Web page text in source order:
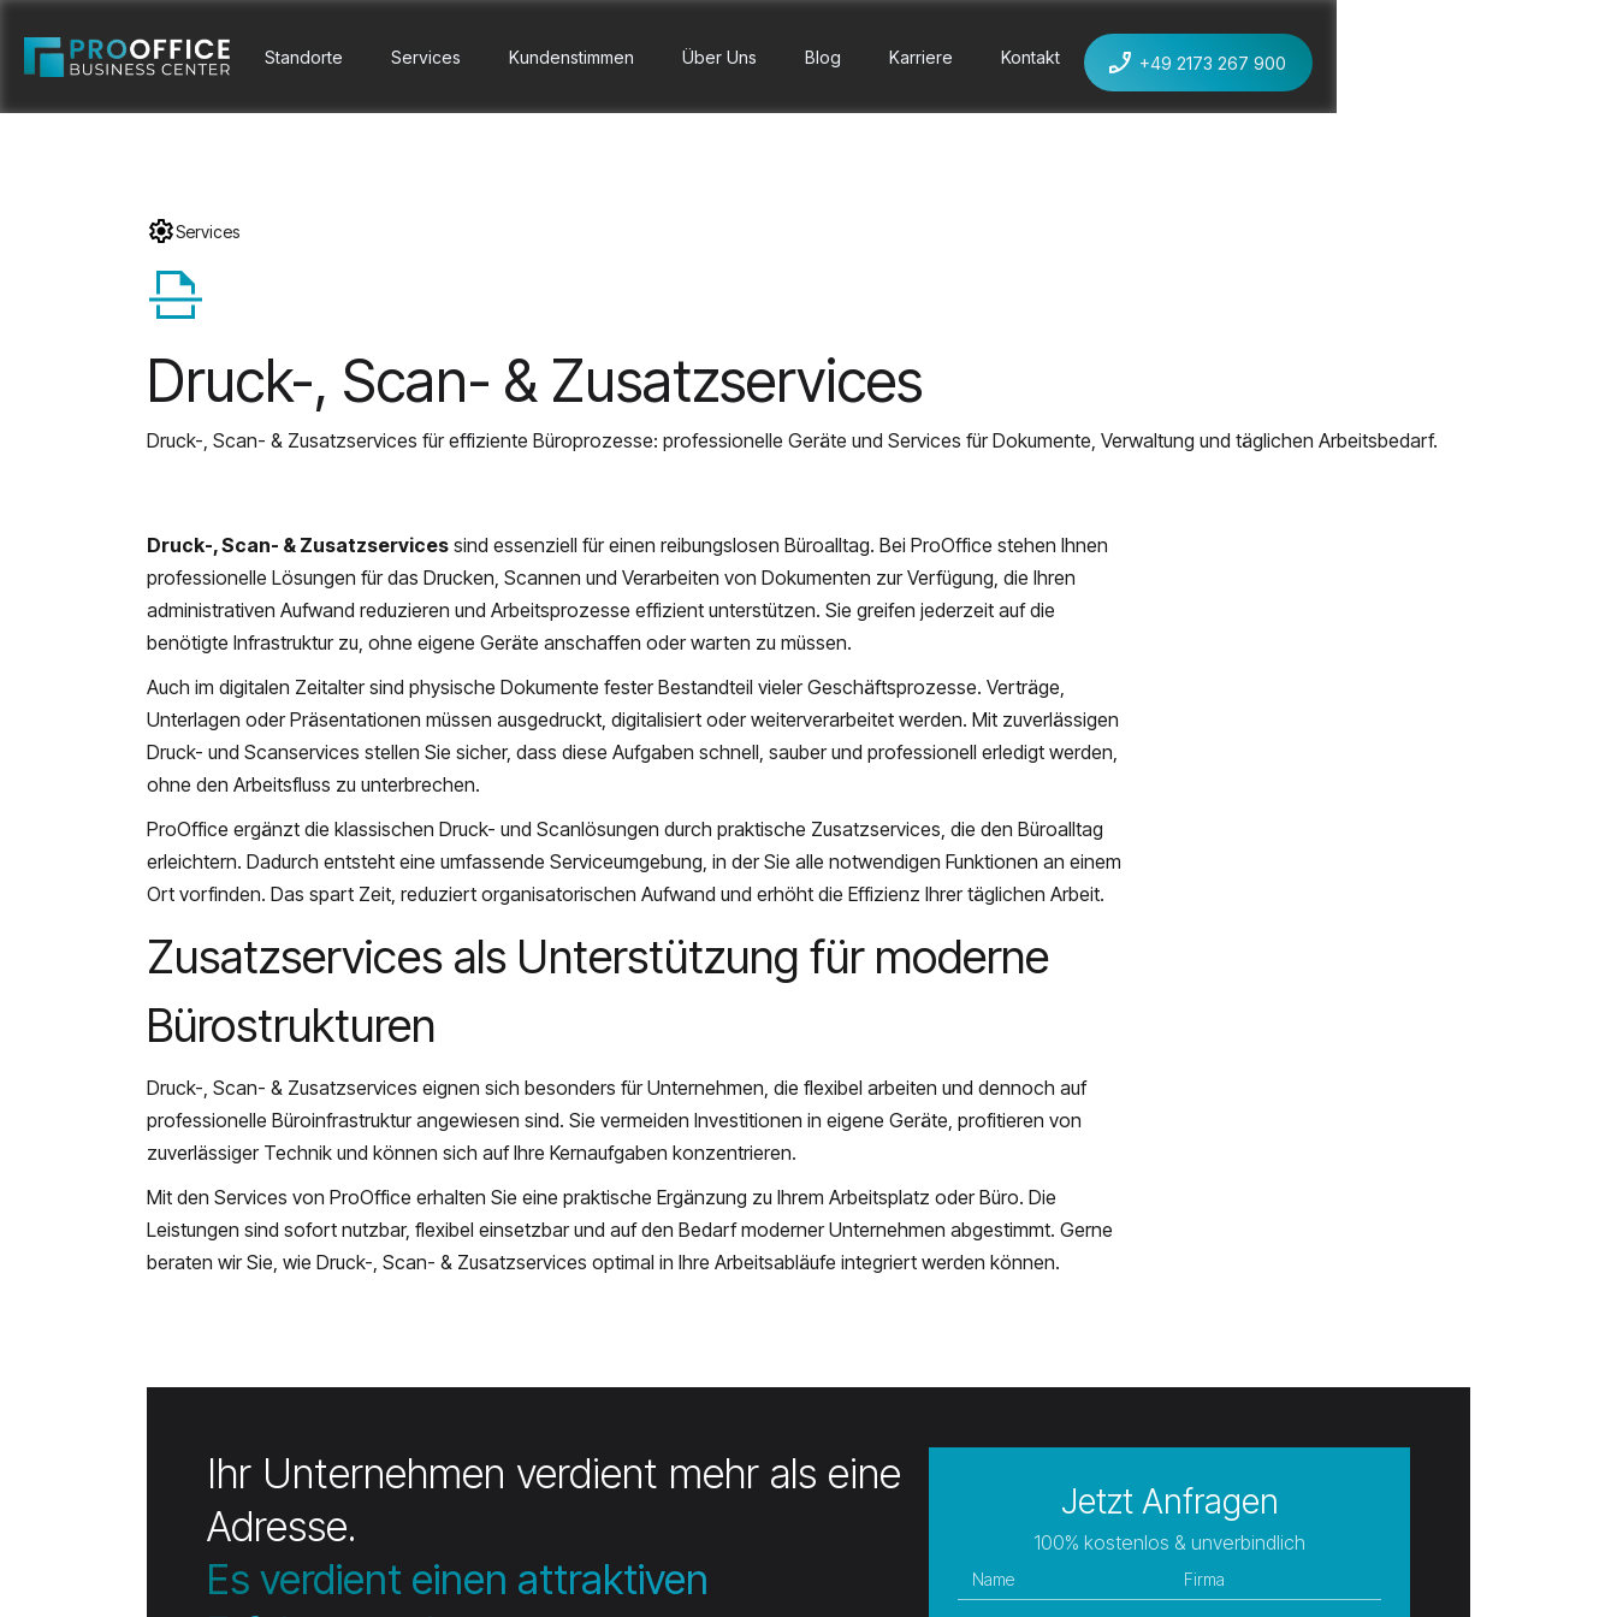
Standorte Services Kundenstimmen Über Uns Blog Karriere Kontakt
+49 2173 267 900
Services
scan
Druck-, Scan- & Zusatzservices
Druck-, Scan- & Zusatzservices für effiziente Büroprozesse: professionelle Geräte und Services für Dokumente, Verwaltung und täglichen Arbeitsbedarf.
Druck-, Scan- & Zusatzservices sind essenziell für einen reibungslosen Büroalltag. Bei ProOffice stehen Ihnen
professionelle Lösungen für das Drucken, Scannen und Verarbeiten von Dokumenten zur Verfügung, die Ihren
administrativen Aufwand reduzieren und Arbeitsprozesse effizient unterstützen. Sie greifen jederzeit auf die
benötigte Infrastruktur zu, ohne eigene Geräte anschaffen oder warten zu müssen.
Auch im digitalen Zeitalter sind physische Dokumente fester Bestandteil vieler Geschäftsprozesse. Verträge,
Unterlagen oder Präsentationen müssen ausgedruckt, digitalisiert oder weiterverarbeitet werden. Mit zuverlässigen
Druck- und Scanservices stellen Sie sicher, dass diese Aufgaben schnell, sauber und professionell erledigt werden,
ohne den Arbeitsfluss zu unterbrechen.
ProOffice ergänzt die klassischen Druck- und Scanlösungen durch praktische Zusatzservices, die den Büroalltag
erleichtern. Dadurch entsteht eine umfassende Serviceumgebung, in der Sie alle notwendigen Funktionen an einem
Ort vorfinden. Das spart Zeit, reduziert organisatorischen Aufwand und erhöht die Effizienz Ihrer täglichen Arbeit.
Zusatzservices als Unterstützung für moderne
Bürostrukturen
Druck-, Scan- & Zusatzservices eignen sich besonders für Unternehmen, die flexibel arbeiten und dennoch auf
professionelle Büroinfrastruktur angewiesen sind. Sie vermeiden Investitionen in eigene Geräte, profitieren von
zuverlässiger Technik und können sich auf Ihre Kernaufgaben konzentrieren.
Mit den Services von ProOffice erhalten Sie eine praktische Ergänzung zu Ihrem Arbeitsplatz oder Büro. Die
Leistungen sind sofort nutzbar, flexibel einsetzbar und auf den Bedarf moderner Unternehmen abgestimmt. Gerne
beraten wir Sie, wie Druck-, Scan- & Zusatzservices optimal in Ihre Arbeitsabläufe integriert werden können.
Ihr Unternehmen verdient mehr als eine
Adresse.
Es verdient einen attraktiven
Jetzt Anfragen
100% kostenlos & unverbindlich